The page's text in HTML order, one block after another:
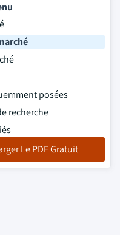
posées
recherche
Le PDF Gratuit